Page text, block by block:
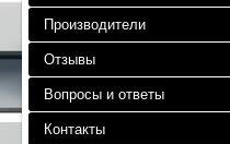
Производители
Отзывы
Вопросы и ответы
Контакты